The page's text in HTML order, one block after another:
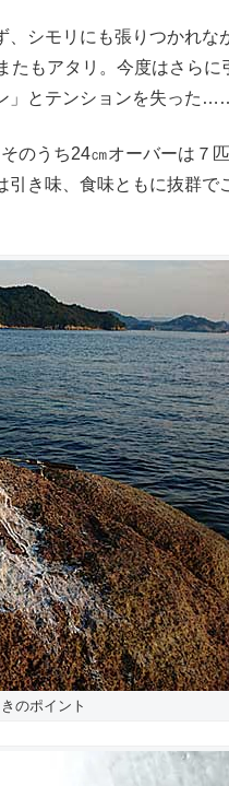
、シモリにも張りつかれな
もアタリ。今度はさらに
」とテンションを失った
のうち24㎝オーバーは７
引き味、食味ともに抜群
のポイント